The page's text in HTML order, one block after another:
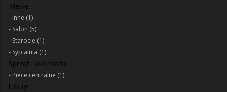
Meble
Inne (1)
Salon (5)
Starocie (1)
Sypialnia (1)
Sprzęt i akcesoria
Piece centralne (1)
Usługi